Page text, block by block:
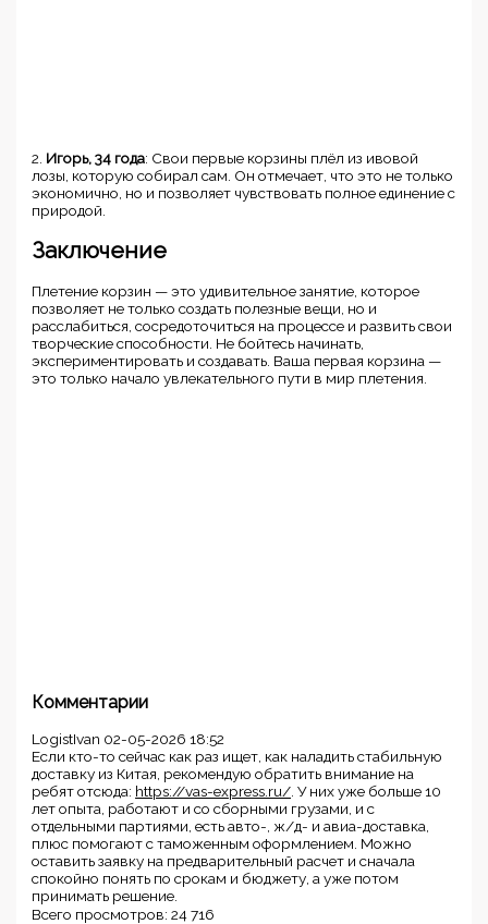
2. Игорь, 34 года: Свои первые корзины плёл из ивовой
лозы, которую собирал сам. Он отмечает, что это не только
экономично, но и позволяет чувствовать полное единение с
природой.
Заключение
Плетение корзин — это удивительное занятие, которое
позволяет не только создать полезные вещи, но и
расслабиться, сосредоточиться на процессе и развить свои
творческие способности. Не бойтесь начинать,
экспериментировать и создавать. Ваша первая корзина —
это только начало увлекательного пути в мир плетения.
Комментарии
LogistIvan 02-05-2026 18:52
Если кто-то сейчас как раз ищет, как наладить стабильную
доставку из Китая, рекомендую обратить внимание на
ребят отсюда: https://vas-express.ru/ . У них уже больше 10
лет опыта, работают и со сборными грузами, и с
отдельными партиями, есть авто-, ж/д- и авиа-доставка,
плюс помогают с таможенным оформлением. Можно
оставить заявку на предварительный расчет и сначала
спокойно понять по срокам и бюджету, а уже потом
принимать решение.
Всего просмотров: 24 716